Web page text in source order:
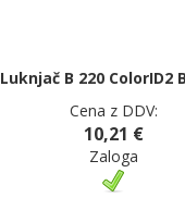
Luknjač B 220 ColorID2
Cena z DDV:
10,21 €
Zaloga